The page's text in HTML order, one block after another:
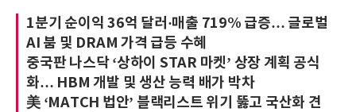
1분기 순이익 36억 달러·매출 719% 급증… 글로벌
AI 붐 및 DRAM 가격 급등 수혜
중국판 나스닥 ‘상하이 STAR 마켓’ 상장 계획 공식
화… HBM 개발 및 생산 능력 배가 박차
美 ‘MATCH 법안’ 블랙리스트 위기 뚫고 국산화 견